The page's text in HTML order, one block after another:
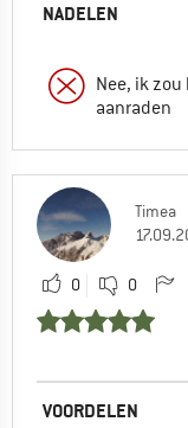
NADELEN
Nee, ik
aanraden
Timea
0 0
VOORDELEN